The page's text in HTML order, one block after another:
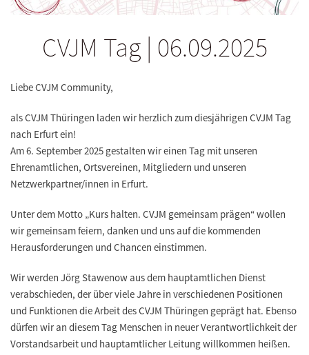
CVJM Tag | 06.09.2025
Liebe CVJM Community,
als CVJM Thüringen laden wir herzlich zum diesjährigen CVJM Tag
nach Erfurt ein!
Am 6. September 2025 gestalten wir einen Tag mit unseren
Ehrenamtlichen, Ortsvereinen, Mitgliedern und unseren
Netzwerkpartner/innen in Erfurt.
Unter dem Motto „Kurs halten. CVJM gemeinsam prägen“ wollen
wir gemeinsam feiern, danken und uns auf die kommenden
Herausforderungen und Chancen einstimmen.
Wir werden Jörg Stawenow aus dem hauptamtlichen Dienst
verabschieden, der über viele Jahre in verschiedenen Positionen
und Funktionen die Arbeit des CVJM Thüringen geprägt hat. Ebenso
dürfen wir an diesem Tag Menschen in neuer Verantwortlichkeit der
Vorstandsarbeit und hauptamtlicher Leitung willkommen heißen.